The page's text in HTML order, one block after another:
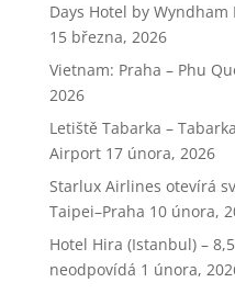
Days Hotel by
15 března, 2026
Vietnam: Praha – Phu
2026
Letiště Tabarka –
Airport 17 února, 2026
Starlux Airlines otevírá
Taipei–Praha 10 února,
Hotel Hira (Istanbul) –
neodpovídá 1 února,